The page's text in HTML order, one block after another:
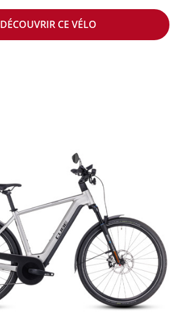
DÉCOUVRIR CE VÉLO